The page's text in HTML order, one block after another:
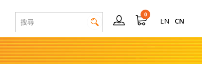
0
EN CN